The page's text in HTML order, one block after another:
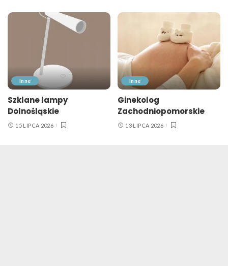
Inne
Szklane lampy
Dolnośląskie
15 LIPCA 2026
Inne
Ginekolog
Zachodniopomorskie
13 LIPCA 2026